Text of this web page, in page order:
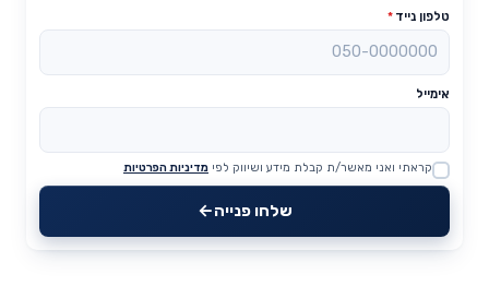
טלפון נייד *
אימייל
Website
קראתי ואני מאשר/ת קבלת מידע ושיווק לפי מדיניות הפרטיות
שלחו פנייה